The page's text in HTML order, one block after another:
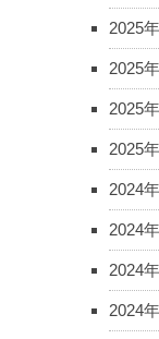
2025
2025
2025
2025
2024
2024
2024
2024